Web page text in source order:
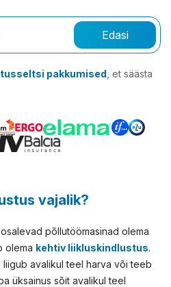
Edasi
pakkumised , et säästa
vajalik?
põllutöömasinad olema
olema kehtiv liikluskindlustus.
liigub avalikul teel harva või teeb
üksainus sõit avalikul teel